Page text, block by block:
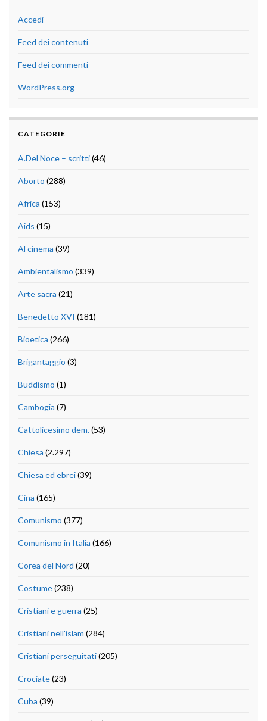
Accedi
Feed dei contenuti
Feed dei commenti
WordPress.org
CATEGORIE
A.Del Noce – scritti(46)
Aborto (288)
Africa (153)
Aids (15)
Al cinema (39)
Ambientalismo (339)
Arte sacra (21)
Benedetto XVI (181)
Bioetica (266)
Brigantaggio (3)
Buddismo (1)
Cambogia (7)
Cattolicesimo dem.(53)
Chiesa (2.297)
Chiesa ed ebrei(39)
Cina (165)
Comunismo (377)
Comunismo in Italia (166)
Corea del Nord (20)
Costume(238)
Cristiani e guerra (25)
Cristiani nell'islam (284)
Cristiani perseguitati(205)
Crociate(23)
Cuba (39)